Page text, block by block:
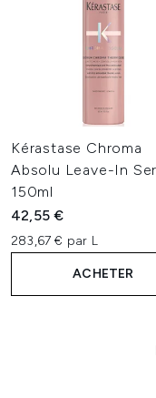
Kérastase Chroma
Absolu Leave-In
150ml
42,55 €
283,67 € par L
ACHETER